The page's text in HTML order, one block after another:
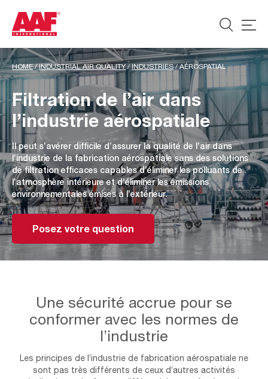
HOME/INDUSTRIAL AIR QUALITY/INDUSTRIES/AÉROSPATIAL
Filtration de l’air dans
l’industrie aérospatiale
Il peut s’avérer difficile d’assurer la qualité de l’air dans
l’industrie de la fabrication aérospatiale sans des solutions
de filtration efficaces capables d’éliminer les polluants de
l’atmosphère intérieure et d’éliminer les émissions
environnementales émises à l’extérieur.
Posez votre question
Une sécurité accrue pour se
conformer avec les normes de
l’industrie
Les principes de l’industrie de fabrication aérospatiale ne
sont pas très différents de ceux d’autres activités